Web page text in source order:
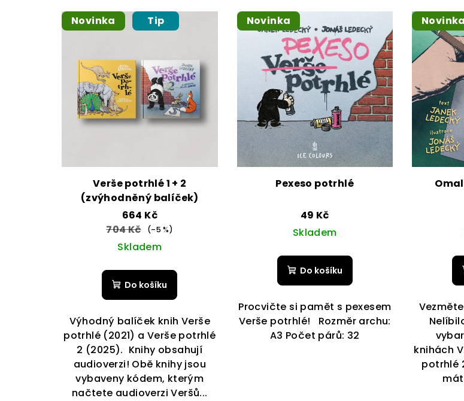
Novinka Tip
Verše potrhlé 1 + 2
(zvýhodněný balíček)
664 Kč
704 Kč
(–5 %)
Skladem
Do košíku
Výhodný balíček knih Verše
potrhlé (2021) a Verše potrhlé
2 (2025). Knihy obsahují
audioverzi! Obě knihy jsou
vybaveny kódem, kterým
načtete audioverzi Veršů...
Novinka
Pexeso potrhlé
49 Kč
Skladem
Do košíku
Procvičte si pamět s pexesem
Verše potrhlé! Rozměr archu:
A3 Počet párů: 32
Novinka
knihách
potrhlé